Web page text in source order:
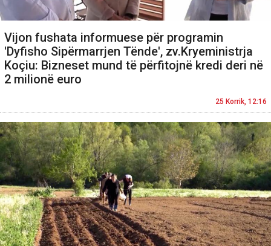
Vijon fushata informuese për programin
'Dyfisho Sipërmarrjen Tënde', zv.Kryeministrja
Koçiu: Bizneset mund të përfitojnë kredi deri në
2 milionë euro
25 Korrik, 12:16